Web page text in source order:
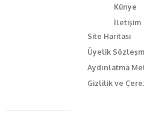
Künye
İletişim
Site Haritası
Üyelik
Aydınlatma
Gizlilik ve
Caferağa Mah. Dr. Şakir